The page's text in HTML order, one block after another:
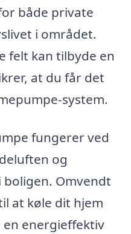
både private
i området.
felt kan tilbyde en
at du får det
system.
fungerer ved
og
Omvendt
at køle dit hjem
en energieffektiv